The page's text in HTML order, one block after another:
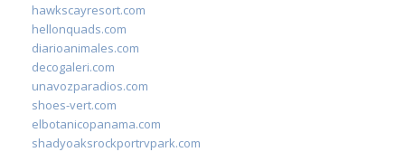
hawkscayresort.com
hellonquads.com
diarioanimales.com
decogaleri.com
unavozparadios.com
shoes-vert.com
elbotanicopanama.com
shadyoaksrockportrvpark.com